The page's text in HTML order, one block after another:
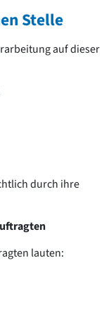
Stelle
auf dieser
durch ihre
lauten: